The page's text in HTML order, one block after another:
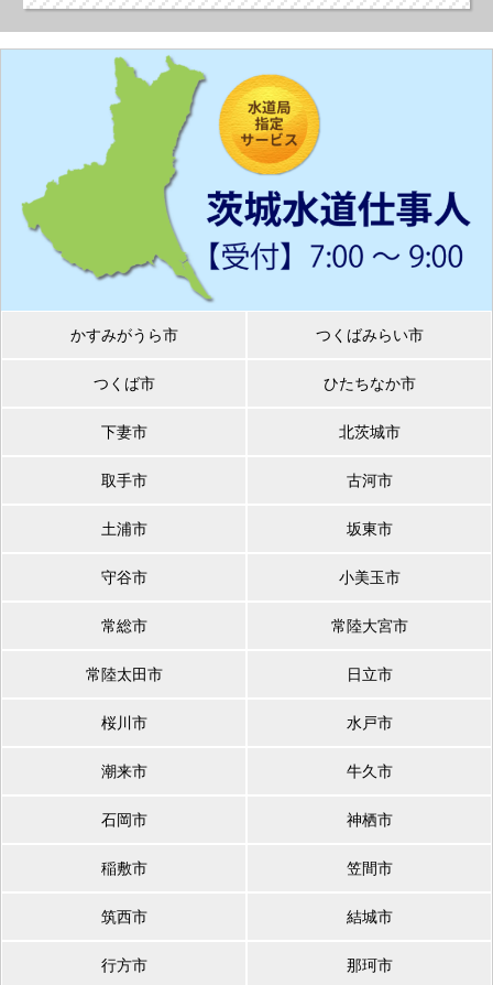
かすみがうら市 つくばみらい市
つくば市 ひたちなか市
下妻市 北茨城市
取手市 古河市
土浦市 坂東市
守谷市 小美玉市
常総市 常陸大宮市
常陸太田市 日立市
桜川市 水戸市
潮来市 牛久市
石岡市 神栖市
稲敷市 笠間市
筑西市 結城市
行方市 那珂市